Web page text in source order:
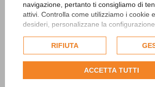
navigazione, pertanto ti consigliamo di
attivi. Controlla come utilizziamo i cookie
desideri, personalizzane la
esclusivamente previa acquisizione del
dell'utente.
Consulta l'informativa cookie completa.
RIFIUTA
ACCETTA TUTTI
“Una fede incrollabile nell’arte che, per lui, è
comune, sociale e pubblico” e che non deve
compiacere il mercato. Michael Rotondi (nato
artista ( e insegnante) tutto di un pezzo, la